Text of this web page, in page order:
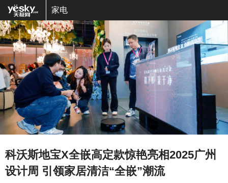
家电
科沃斯地宝X全嵌高定款惊艳亮相2025广州
设计周 引领家居清洁“全嵌”潮流